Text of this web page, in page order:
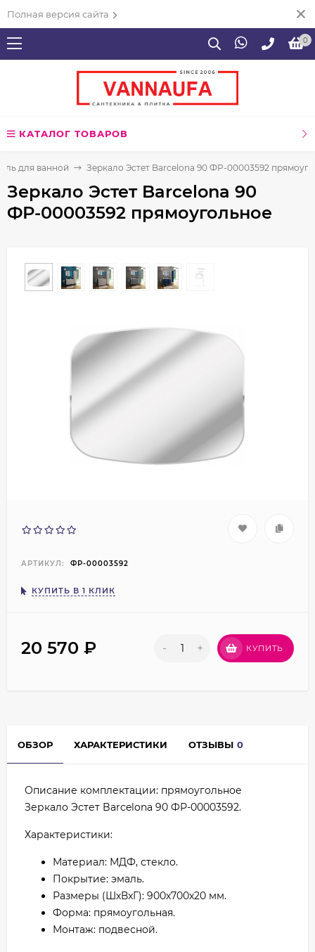
Полная версия сайта
0
КАТАЛОГ ТОВАРОВ
для ванной Зеркало Эстет Barcelona 90 ФР-00003592
Зеркало Эстет Barcelona 90
ФР-00003592 прямоугольное
АРТИКУЛ: ФР-00003592
КУПИТЬ В 1 КЛИК
20 570 ₽ - + КУПИТЬ
ОБЗОР ХАРАКТЕРИСТИКИ ОТЗЫВЫ 0
Описание комплектации: прямоугольное
Зеркало Эстет Barcelona 90 ФР-00003592.
Характеристики:
Материал: МДФ, стекло.
Покрытие: эмаль.
Размеры (ШхВхГ): 900х700х20 мм.
Форма: прямоугольная.
Монтаж: подвесной.